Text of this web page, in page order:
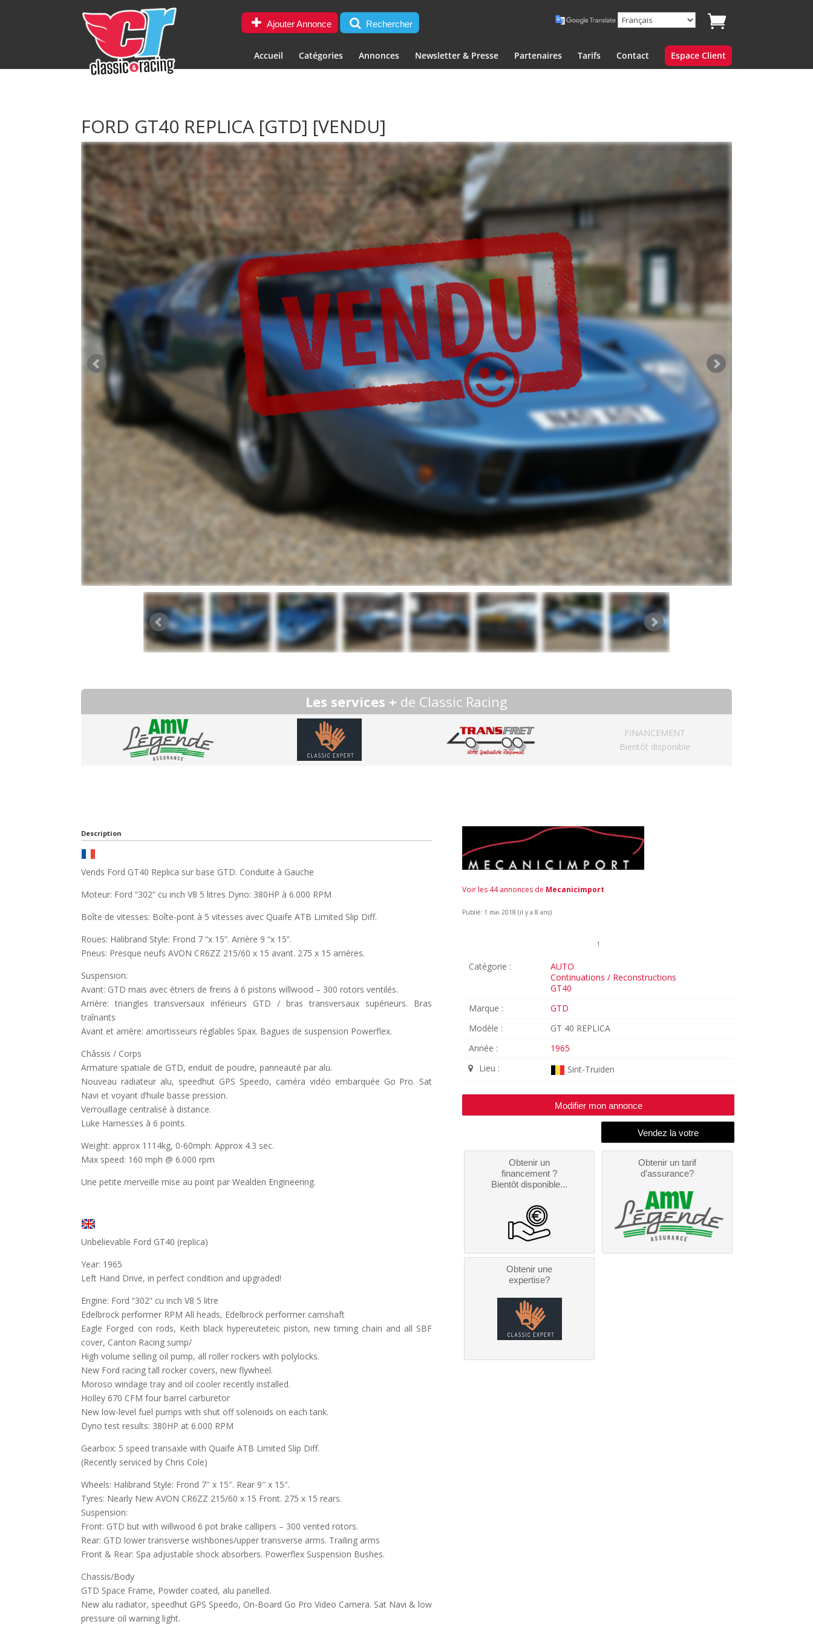
Ajouter Annonce Rechercher
Accueil Catégories Annonces Newsletter & Presse Partenaires Tarifs Contact Espace Client
FORD GT40 REPLICA [GTD] [VENDU]
Les services + de Classic Racing
FINANCEMENT
Bientôt disponible
Description
Vends Ford GT40 Replica sur base GTD. Conduite à Gauche
Moteur: Ford “302” cu inch V8 5 litres Dyno: 380HP à 6.000 RPM
Boîte de vitesses: Boîte-pont à 5 vitesses avec Quaife ATB Limited Slip Diff.
Roues: Halibrand Style: Frond 7 “x 15”. Arrière 9 “x 15”.
Pneus: Presque neufs AVON CR6ZZ 215/60 x 15 avant. 275 x 15 arrières.
Suspension:
Avant: GTD mais avec étriers de freins à 6 pistons willwood – 300 rotors ventilés.
Arrière: triangles transversaux inférieurs GTD / bras transversaux supérieurs. Bras
traînants
Avant et arrière: amortisseurs réglables Spax. Bagues de suspension Powerflex.
Châssis / Corps
Armature spatiale de GTD, enduit de poudre, panneauté par alu.
Nouveau radiateur alu, speedhut GPS Speedo, caméra vidéo embarquée Go Pro. Sat
Navi et voyant d’huile basse pression.
Verrouillage centralisé à distance.
Luke Harnesses à 6 points.
Weight: approx 1114kg, 0-60mph: Approx 4.3 sec.
Max speed: 160 mph @ 6.000 rpm
Une petite merveille mise au point par Wealden Engineering.
Unbelievable Ford GT40 (replica)
Year: 1965
Left Hand Drive, in perfect condition and upgraded!
Engine: Ford “302” cu inch V8 5 litre
Edelbrock performer RPM All heads, Edelbrock performer camshaft
Eagle Forged con rods, Keith black hypereuteteic piston, new timing chain and all SBF
cover, Canton Racing sump/
High volume selling oil pump, all roller rockers with polylocks.
New Ford racing tall rocker covers, new flywheel.
Moroso windage tray and oil cooler recently installed.
Holley 670 CFM four barrel carburetor
New low-level fuel pumps with shut off solenoids on each tank.
Dyno test results: 380HP at 6.000 RPM
Gearbox: 5 speed transaxle with Quaife ATB Limited Slip Diff.
(Recently serviced by Chris Cole)
Wheels: Halibrand Style: Frond 7″ x 15″. Rear 9″ x 15″.
Tyres: Nearly New AVON CR6ZZ 215/60 x 15 Front. 275 x 15 rears.
Suspension:
Front: GTD but with willwood 6 pot brake callipers – 300 vented rotors.
Rear: GTD lower transverse wishbones/upper transverse arms. Trailing arms
Front & Rear: Spa adjustable shock absorbers. Powerflex Suspension Bushes.
Chassis/Body
GTD Space Frame, Powder coated, alu panelled.
New alu radiator, speedhut GPS Speedo, On-Board Go Pro Video Camera. Sat Navi & low
pressure oil warning light.
Voir les 44 annonces de Mecanicimport
Publié: 1 mai 2018 (il y a 8 ans)
1
Catégorie :
AUTO
Continuations / Reconstructions
GT40
Marque :
GTD
Modèle :
GT 40 REPLICA
Année :
1965
Lieu :
Sint-Truiden
Modifier mon annonce
Obtenir un
financement ?
Bientôt disponible...
Obtenir un tarif
d’assurance?
Obtenir une
expertise?